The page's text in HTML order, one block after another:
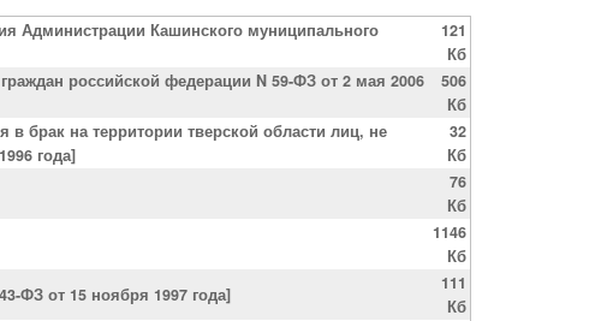
Администрации Кашинского муниципального
121
Кб
российской федерации N 59-ФЗ от 2 мая 2006
506
Кб
в брак на территории тверской области лиц, не
года]
32
Кб
76
Кб
1146
Кб
ФЗ от 15 ноября 1997 года]
111
Кб